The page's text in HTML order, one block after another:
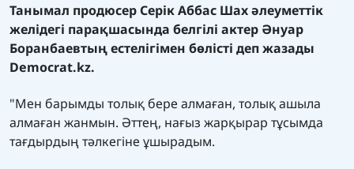
Танымал продюсер Серік Аббас Шах әлеуметтік
желідегі парақшасында белгілі актер Әнуар
Боранбаевтың естелігімен бөлісті деп жазады
Democrat.kz.
"Мен барымды толық бере алмаған, толық ашыла
алмаған жанмын. Әттең, нағыз жарқырар тұсымда
тағдырдың тәлкегіне ұшырадым.